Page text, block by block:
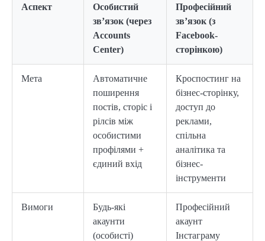
Аспект
Особистий
зв’язок (через
Accounts
Center)
Професійний
зв’язок (з
Facebook-
сторінкою)
Мета
Автоматичне
поширення
постів, сторіс і
рілсів між
особистими
профілями +
єдиний вхід
Кроспостинг на
бізнес-сторінку,
доступ до
реклами,
спільна
аналітика та
бізнес-
інструменти
Вимоги
Будь-які
акаунти
(особисті)
Професійний
акаунт
Інстаграму